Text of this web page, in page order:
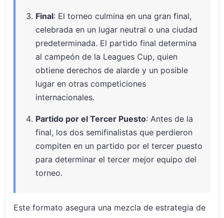
Final: El torneo culmina en una gran final,
celebrada en un lugar neutral o una ciudad
predeterminada. El partido final determina
al campeón de la Leagues Cup, quien
obtiene derechos de alarde y un posible
lugar en otras competiciones
internacionales.
Partido por el Tercer Puesto: Antes de la
final, los dos semifinalistas que perdieron
compiten en un partido por el tercer puesto
para determinar el tercer mejor equipo del
torneo.
Este formato asegura una mezcla de estrategia de